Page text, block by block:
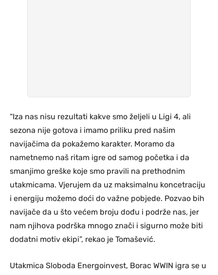
“Iza nas nisu rezultati kakve smo željeli u Ligi 4, ali
sezona nije gotova i imamo priliku pred našim
navijačima da pokažemo karakter. Moramo da
nametnemo naš ritam igre od samog početka i da
smanjimo greške koje smo pravili na prethodnim
utakmicama. Vjerujem da uz maksimalnu koncetraciju
i energiju možemo doći do važne pobjede. Pozvao bih
navijače da u što većem broju dođu i podrže nas, jer
nam njihova podrška mnogo znači i sigurno može biti
dodatni motiv ekipi”, rekao je Tomašević.
Utakmica Sloboda Energoinvest, Borac WWIN igra se u